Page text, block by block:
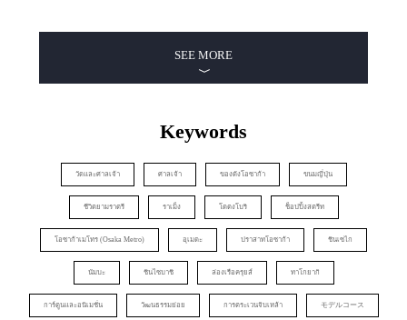
SEE MORE
Keywords
วัดและศาลเจ้า ศาลเจ้า ของดังโอซาก้า ขนมญี่ปุ่น
ชีวิตยามราตรี ราเม็ง โดตงโบริ ช็อปปิ้งสตรีท
โอซาก้าเมโทร (Osaka Metro) อุเมดะ ปราสาทโอซาก้า ชินเซไก
นัมบะ ชินไซบาชิ ล่องเรือครุยส์ ทาโกยากิ
การ์ตูนและอนิเมชั่น วัฒนธรรมย่อย การตระเวนจิบเหล้า モデルコース